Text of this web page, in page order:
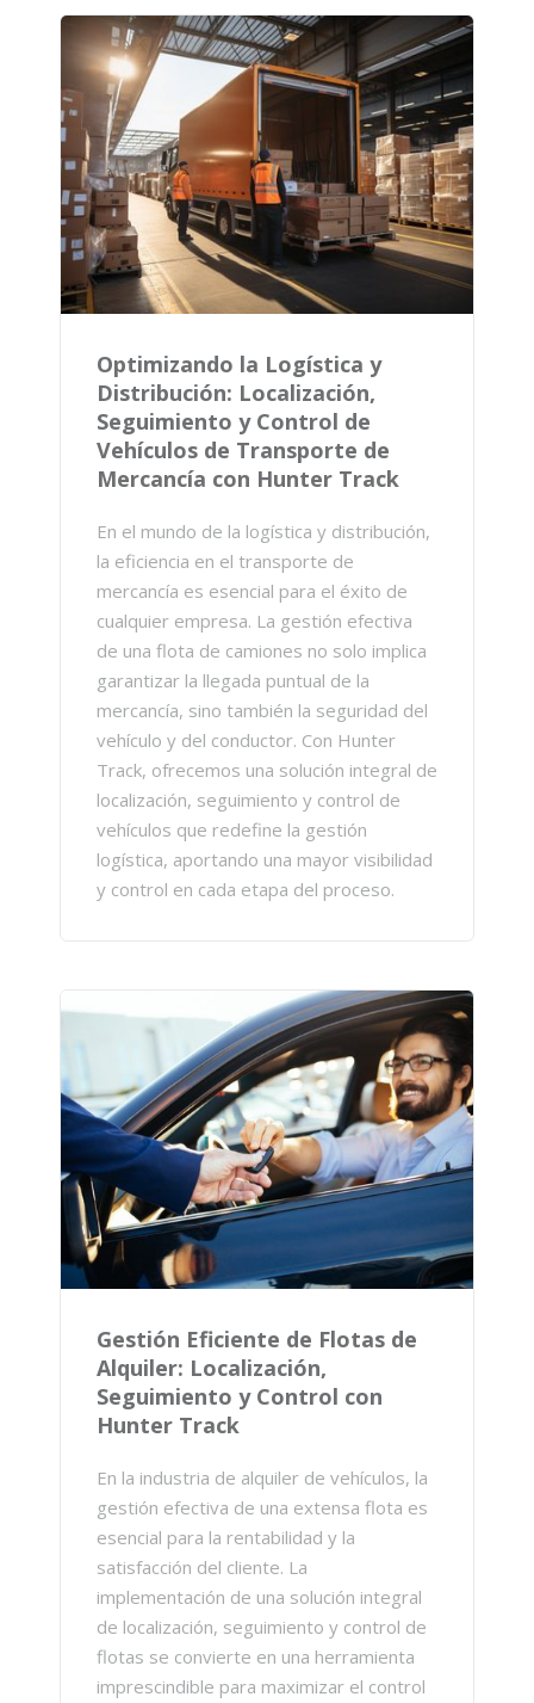
Optimizando la Logística y
Distribución: Localización,
Seguimiento y Control de
Vehículos de Transporte de
Mercancía con Hunter Track
En el mundo de la logística y distribución,
la eficiencia en el transporte de
mercancía es esencial para el éxito de
cualquier empresa. La gestión efectiva
de una flota de camiones no solo implica
garantizar la llegada puntual de la
mercancía, sino también la seguridad del
vehículo y del conductor. Con Hunter
Track, ofrecemos una solución integral de
localización, seguimiento y control de
vehículos que redefine la gestión
logística, aportando una mayor visibilidad
y control en cada etapa del proceso.
Gestión Eficiente de Flotas de
Alquiler: Localización,
Seguimiento y Control con
Hunter Track
En la industria de alquiler de vehículos, la
gestión efectiva de una extensa flota es
esencial para la rentabilidad y la
satisfacción del cliente. La
implementación de una solución integral
de localización, seguimiento y control de
flotas se convierte en una herramienta
imprescindible para maximizar el control